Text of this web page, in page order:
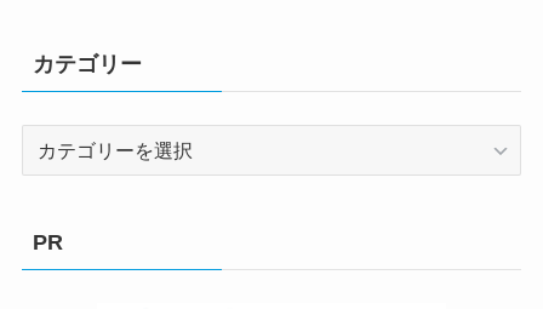
カテゴリー
PR